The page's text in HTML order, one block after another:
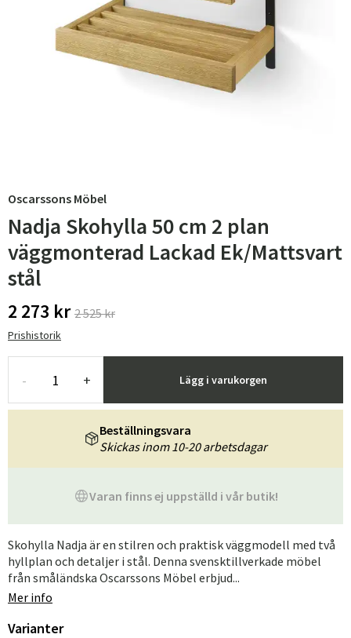
Oscarssons Möbel
Nadja Skohylla 50 cm 2 plan
väggmonterad Lackad Ek/Mattsvart
stål
2 273 kr 2 525 kr
Prishistorik
- + Lägg i varukorgen
Varan finns ej uppställd i vår butik!
Beställningsvara
Skickas inom 10-20 arbetsdagar
Skohylla Nadja är en stilren och praktisk väggmodell med två
hyllplan och detaljer i stål. Denna svensktillverkade möbel
från småländska Oscarssons Möbel erbjud...
Mer info
Varianter